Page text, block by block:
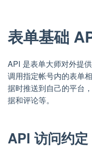
表单基础
API 是表单大师对外提
调用指定帐号内的表单
据时推送到自己的平台
据和评论等。
API 访问约定